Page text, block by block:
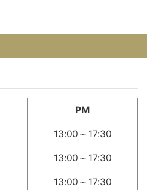
PM
13:00～17:30
13:00～17:30
13:00～17:30